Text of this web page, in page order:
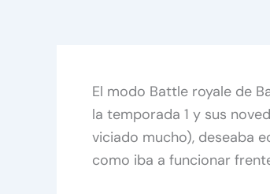
El modo Battle royale de
la temporada 1 y sus
viciado mucho), deseaba
como iba a funcionar